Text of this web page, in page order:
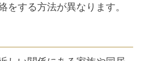
をする方法が異なります。